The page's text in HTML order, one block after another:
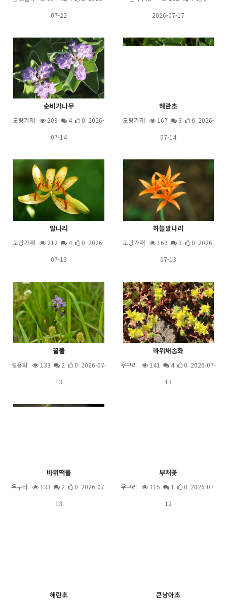
07-22
2026-07-17
순비기나무
도랑가재 209 4
0 2026-
07-14
해란초
도랑가재 167 3
0 2026-
07-14
말나리
도랑가재 212 4
0 2026-
07-13
하늘말나리
도랑가재 169 3
0 2026-
07-13
꿀풀
설용화 133 2
0 2026-07-
13
바위채송화
우구리 141 4
0 2026-07-
13
바위떡풀
우구리 133 2
0 2026-07-
13
부처꽃
우구리 115 1
0 2026-07-
12
해란초 큰낭아초